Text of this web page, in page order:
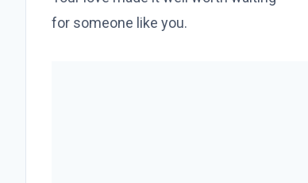
for someone like you.